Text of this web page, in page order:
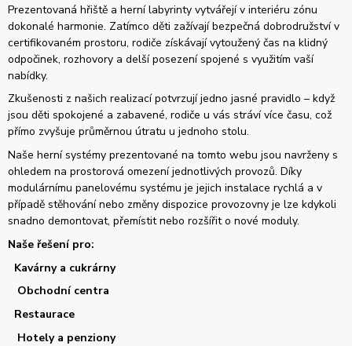
Prezentovaná hřiště a herní labyrinty vytvářejí v interiéru zónu
dokonalé harmonie. Zatímco děti zažívají bezpečná dobrodružství v
certifikovaném prostoru, rodiče získávají vytoužený čas na klidný
odpočinek, rozhovory a delší posezení spojené s využitím vaší
nabídky.
Zkušenosti z našich realizací potvrzují jedno jasné pravidlo – když
jsou děti spokojené a zabavené, rodiče u vás stráví více času, což
přímo zvyšuje průměrnou útratu u jednoho stolu.
Naše herní systémy prezentované na tomto webu jsou navrženy s
ohledem na prostorová omezení jednotlivých provozů. Díky
modulárnímu panelovému systému je jejich instalace rychlá a v
případě stěhování nebo změny dispozice provozovny je lze kdykoli
snadno demontovat, přemístit nebo rozšířit o nové moduly.
Naše řešení pro:
Kavárny a cukrárny
Obchodní centra
Restaurace
Hotely a penziony